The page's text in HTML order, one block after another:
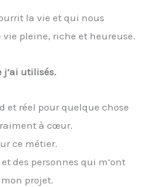
la vie et qui nous
pleine, riche et heureuse.
j’ai utilisés.
et réel pour quelque chose
à cœur.
ce métier.
des personnes qui m’ont
projet.